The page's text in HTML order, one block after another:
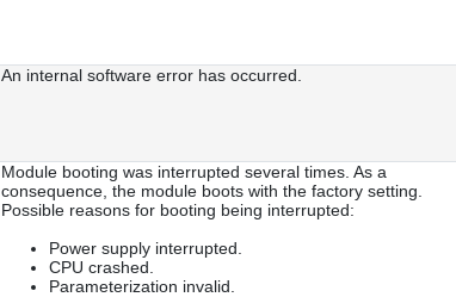
An internal software error has occurred.
Module booting was interrupted several times. As a
consequence, the module boots with the factory setting.
Possible reasons for booting being interrupted:
Power supply interrupted.
CPU crashed.
Parameterization invalid.